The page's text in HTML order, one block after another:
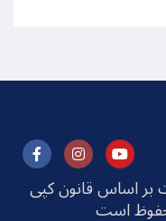
بر اساس قانون کپی
است